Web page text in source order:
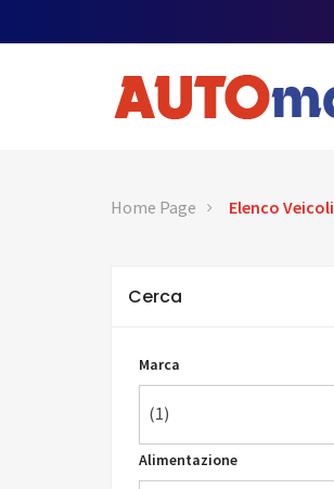
Home Page Elenco Veicoli
Cerca
Marca
(1)
Alimentazione